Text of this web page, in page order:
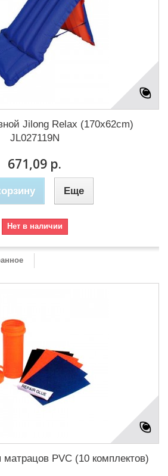
Jilong Relax (170x62cm)
JL027119N
671,09 р.
Еще
Нет в наличии
PVC (10 комплектов)